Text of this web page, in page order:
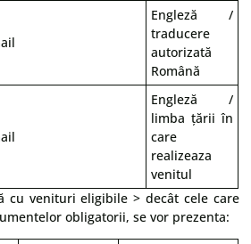
Engleză /
traducere
autorizată
Română
Engleză /
limba țării în
care
realizeaza
venitul
cu venituri eligibile > decât cele care
obligatorii, se vor prezenta: